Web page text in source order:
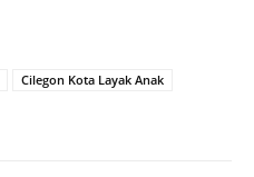
Cilegon Kota Layak Anak